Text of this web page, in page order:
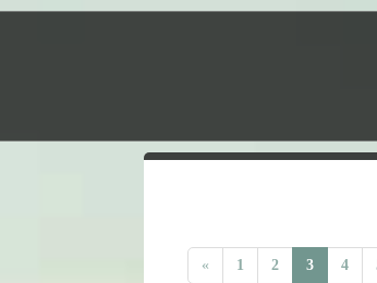
« 1 2 3 4